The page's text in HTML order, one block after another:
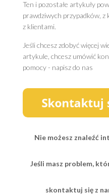
Ten i pozostałe artykuły
prawdziwych przypadków,
z klientami.
Jeśli chcesz zdobyć więcej
artykule, chcesz umówić
pomocy - napisz do nas
Nie możesz znaleźć
Jeśli masz problem,
skontaktuj się z